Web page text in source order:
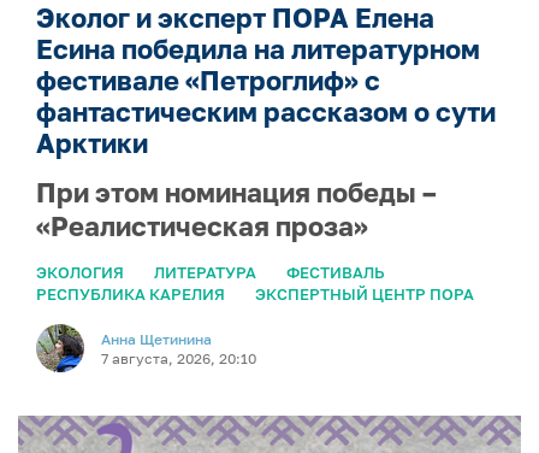
Эколог и эксперт ПОРА Елена
Есина победила на литературном
фестивале «Петроглиф» с
фантастическим рассказом о сути
Арктики
При этом номинация победы –
«Реалистическая проза»
ЭКОЛОГИЯ ЛИТЕРАТУРА
ФЕСТИВАЛЬ
РЕСПУБЛИКА КАРЕЛИЯ
ЭКСПЕРТНЫЙ ЦЕНТР ПОРА
Анна Щетинина
7 августа, 2026, 20:10